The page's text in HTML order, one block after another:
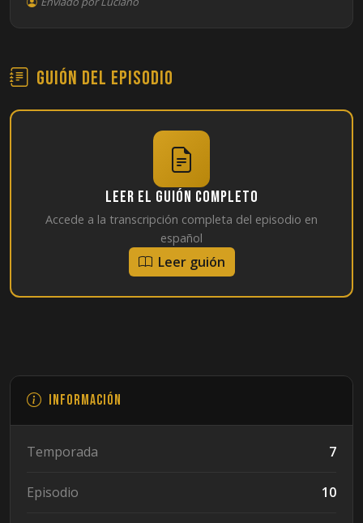
Guión del episodio
Leer el guión completo
Accede a la transcripción completa del episodio en
español
Leer guión
Información
Temporada 7
Episodio 10